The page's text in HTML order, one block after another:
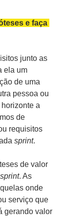
e faça
junto as
ela um
de uma
pessoa ou
a
de
requisitos
sprint.
de valor
sprint. As
onde
serviço que
gerando valor